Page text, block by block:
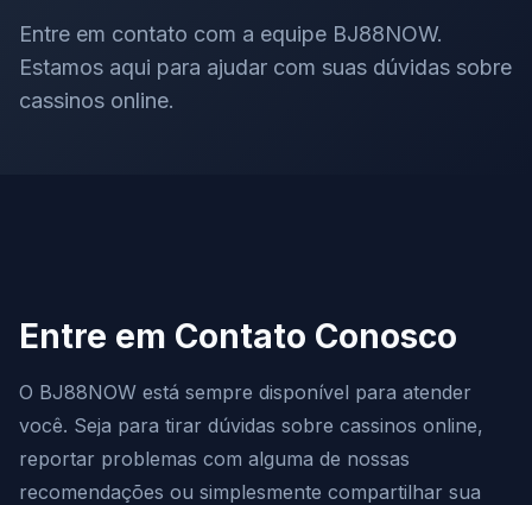
Entre em contato com a equipe BJ88NOW.
Estamos aqui para ajudar com suas dúvidas sobre
cassinos online.
Entre em Contato Conosco
O BJ88NOW está sempre disponível para atender
você. Seja para tirar dúvidas sobre cassinos online,
reportar problemas com alguma de nossas
recomendações ou simplesmente compartilhar sua